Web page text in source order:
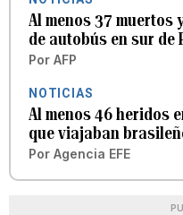
Al menos 37 muertos
de autobús en sur de
Por AFP
NOTICIAS
Al menos 46 heridos
que viajaban
Por Agencia EFE